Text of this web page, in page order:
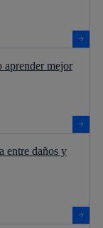
aprender mejor
entre daños y